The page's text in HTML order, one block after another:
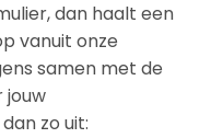
dan haalt een
vanuit onze
samen met de
jouw
zo uit: